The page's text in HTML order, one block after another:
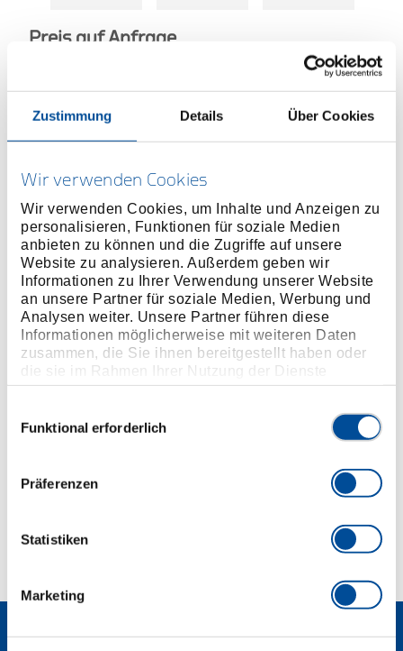
Zustimmung Details Über Cookies
Wir verwenden Cookies
Wir verwenden Cookies, um Inhalte und Anzeigen zu
personalisieren, Funktionen für soziale Medien
anbieten zu können und die Zugriffe auf unsere
Website zu analysieren. Außerdem geben wir
Informationen zu Ihrer Verwendung unserer Website
an unsere Partner für soziale Medien, Werbung und
Analysen weiter. Unsere Partner führen diese
Informationen möglicherweise mit weiteren Daten
zusammen, die Sie ihnen bereitgestellt haben oder
die sie im Rahmen Ihrer Nutzung der Dienste
gesammelt haben. Unsere vollständige
Funktional erforderlich
Präferenzen
Statistiken
Marketing
Preis auf Anfrage
ONLINE KAUFEN
HÄNDLER FINDEN
Produktlinie EAN4046459021919
Produktbeschreibung
Der Kugelgelenk-Abdrücker KL-0165-34 eignet sich
besonders zum Lösen von Kugelgelenk-
Abmessungen und Gewichte
Lieferumfang
Technische Eigenschaften